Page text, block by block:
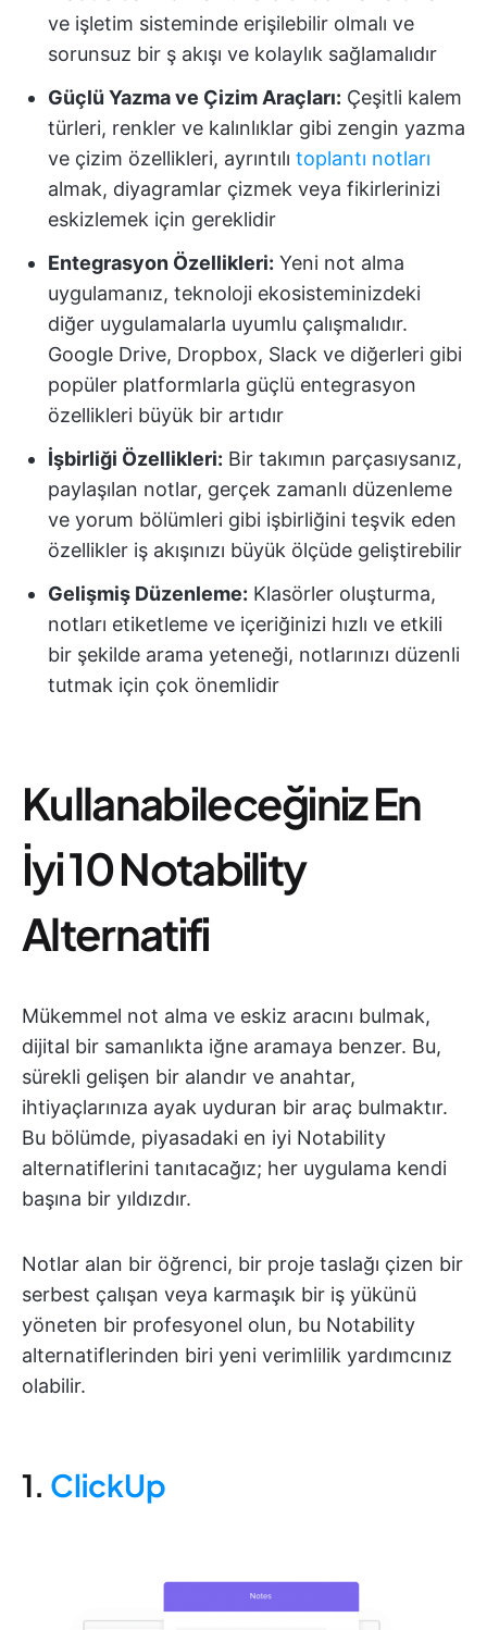
ve işletim sisteminde erişilebilir olmalı ve
sorunsuz bir ş akışı ve kolaylık sağlamalıdır
Güçlü Yazma ve Çizim Araçları: Çeşitli kalem
türleri, renkler ve kalınlıklar gibi zengin yazma
ve çizim özellikleri, ayrıntılı toplantı notları
almak, diyagramlar çizmek veya fikirlerinizi
eskizlemek için gereklidir
Entegrasyon Özellikleri: Yeni not alma
uygulamanız, teknoloji ekosisteminizdeki
diğer uygulamalarla uyumlu çalışmalıdır.
Google Drive, Dropbox, Slack ve diğerleri gibi
popüler platformlarla güçlü entegrasyon
özellikleri büyük bir artıdır
İşbirliği Özellikleri: Bir takımın parçasıysanız,
paylaşılan notlar, gerçek zamanlı düzenleme
ve yorum bölümleri gibi işbirliğini teşvik eden
özellikler iş akışınızı büyük ölçüde geliştirebilir
Gelişmiş Düzenleme: Klasörler oluşturma,
notları etiketleme ve içeriğinizi hızlı ve etkili
bir şekilde arama yeteneği, notlarınızı düzenli
tutmak için çok önemlidir
Kullanabileceğiniz En
İyi 10 Notability
Alternatifi
Mükemmel not alma ve eskiz aracını bulmak,
dijital bir samanlıkta iğne aramaya benzer. Bu,
sürekli gelişen bir alandır ve anahtar,
ihtiyaçlarınıza ayak uyduran bir araç bulmaktır.
Bu bölümde, piyasadaki en iyi Notability
alternatiflerini tanıtacağız; her uygulama kendi
başına bir yıldızdır.
Notlar alan bir öğrenci, bir proje taslağı çizen bir
serbest çalışan veya karmaşık bir iş yükünü
yöneten bir profesyonel olun, bu Notability
alternatiflerinden biri yeni verimlilik yardımcınız
olabilir.
1. ClickUp